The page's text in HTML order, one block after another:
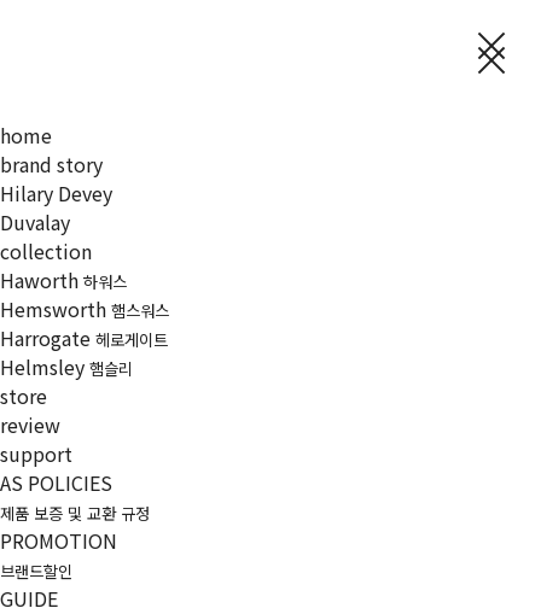
home
brand story
Hilary Devey
Duvalay
collection
Haworth 하워스
Hemsworth 햄스워스
Harrogate 헤로게이트
Helmsley 햄슬리
store
review
support
AS POLICIES
제품 보증 및 교환 규정
PROMOTION
브랜드할인
GUIDE